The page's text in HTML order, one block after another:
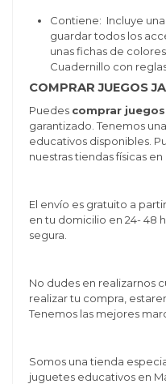
Contiene: Incluye
guardar todos los
unas fichas de
Cuadernillo con
COMPRAR JUEGOS
Puedes comprar
garantizado. Tenemos
educativos disponibles.
nuestras tiendas físicas en
El envío es gratuito a
en tu domicilio en 24- 48
segura.
No dudes en realizarnos
realizar tu compra,
Tenemos las mejores
Somos una tienda
juguetes educativos en